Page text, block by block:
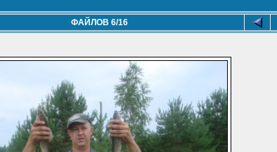
ФАЙЛОВ 6/16